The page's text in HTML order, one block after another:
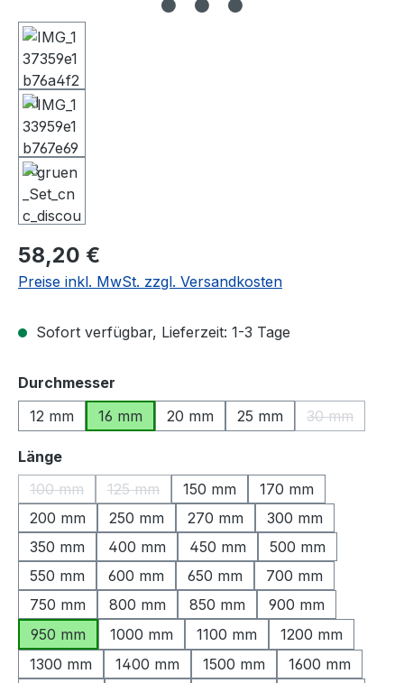
Regulärer Preis:
58,20 €
Preise inkl. MwSt. zzgl. Versandkosten
Sofort verfügbar, Lieferzeit: 1-3 Tage
Durchmesser
12 mm
16 mm 20 mm 25 mm 30 mm
(Diese
Längeauswählen
100 mm
(Diese Option ist zurzeit nicht verfügbar.)
125 mm
(Diese Option ist zurzeit nicht verfügbar.)
150 mm
170 mm
200 mm
250 mm 270 mm
300 mm
350 mm
400 mm 450 mm
500 mm
550 mm
600 mm 650 mm
700 mm
750 mm
800 mm 850 mm
900 mm
950 mm
1000 mm 1100 mm
1200 mm
1300 mm
1400 mm 1500 mm
1600 mm